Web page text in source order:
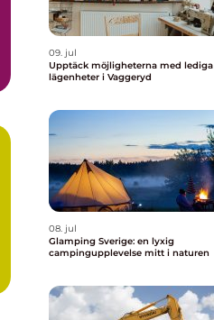
09. jul
Upptäck möjligheterna med lediga
lägenheter i Vaggeryd
08. jul
Glamping Sverige: en lyxig
campingupplevelse mitt i naturen